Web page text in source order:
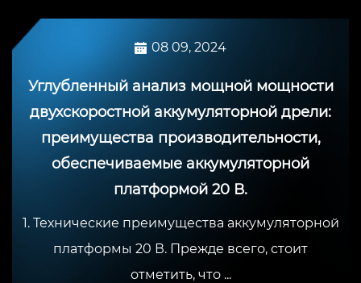
08 09, 2024
Углубленный анализ мощной мощности
двухскоростной аккумуляторной дрели:
преимущества производительности,
обеспечиваемые аккумуляторной
платформой 20 В.
1. Технические преимущества аккумуляторной
платформы 20 В. Прежде всего, стоит
отметить, что ...